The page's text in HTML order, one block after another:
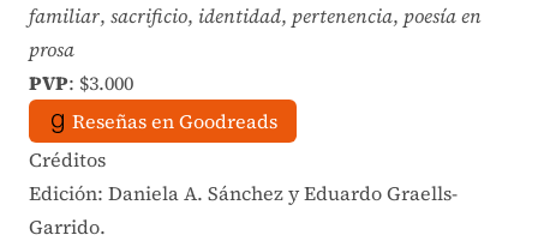
familiar, sacrificio, identidad, pertenencia, poesía en
prosa
PVP: $3.000
Reseñas en Goodreads
Créditos
Edición: Daniela A. Sánchez y Eduardo Graells-
Garrido.